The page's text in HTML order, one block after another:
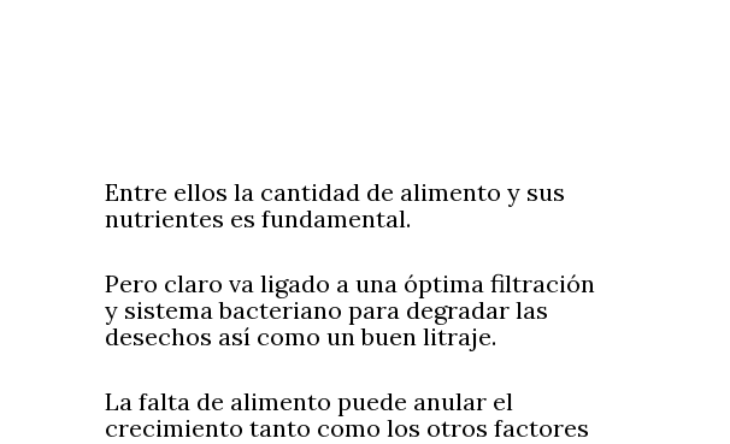
Entre ellos la cantidad de alimento y sus
nutrientes es fundamental.
Pero claro va ligado a una óptima filtración
y sistema bacteriano para degradar las
desechos así como un buen litraje.
La falta de alimento puede anular el
crecimiento tanto como los otros factores